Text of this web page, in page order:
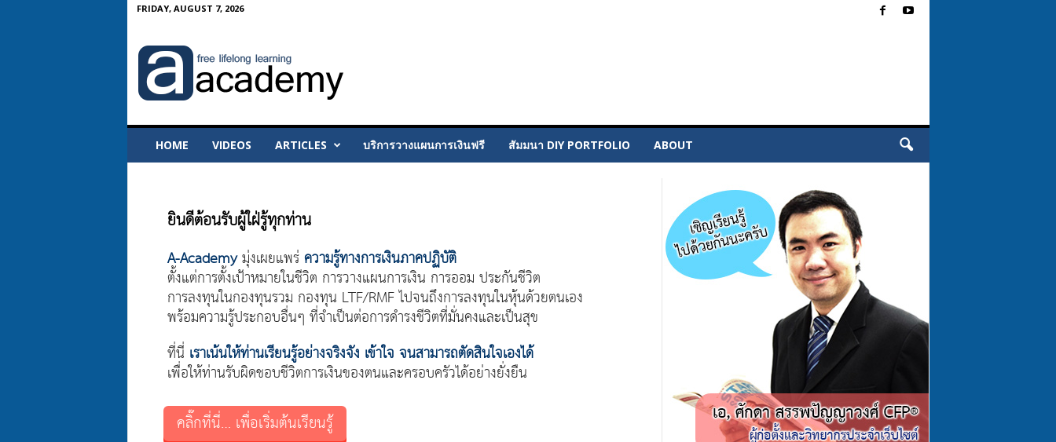
FRIDAY, AUGUST 7, 2026
A
y
HOME VIDEOS ARTICLES บริการวางแผนการเงินฟรี สัมมนา DIY PORTFOLIO ABOUT
ยินดีต้อนรับผู้ใฝ่รู้ทุกท่าน
A-Academyมุ่งเผยแพร่ความรู้ทางการเงินภาคปฏิบัติ
ตั้งแต่การตั้งเป้าหมายในชีวิต การวางแผนการเงิน การออม ประกันชีวิต
การลงทุนในกองทุนรวม กองทุน LTF/RMF ไปจนถึงการลงทุนในหุ้นด้วยตนเอง
พร้อมความรู้ประกอบอื่นๆ ที่จำเป็นต่อการดำรงชีวิตที่มั่นคงและเป็นสุข
ที่นี่ เราเน้นให้ท่านเรียนรู้อย่างจริงจัง เข้าใจ จนสามารถตัดสินใจเองได้
เพื่อให้ท่านรับผิดชอบชีวิตการเงินของตนและครอบครัวได้อย่างยั่งยืน
คลิ๊กที่นี่… เพื่อเริ่มต้นเรียนรู้